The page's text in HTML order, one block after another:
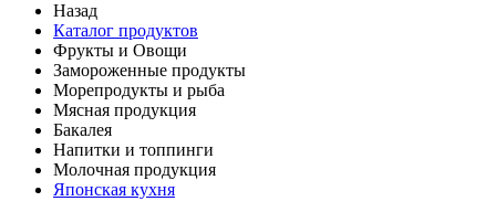
Назад
Каталог продуктов
Фрукты и Овощи
Замороженные продукты
Морепродукты и рыба
Мясная продукция
Бакалея
Напитки и топпинги
Молочная продукция
Японская кухня